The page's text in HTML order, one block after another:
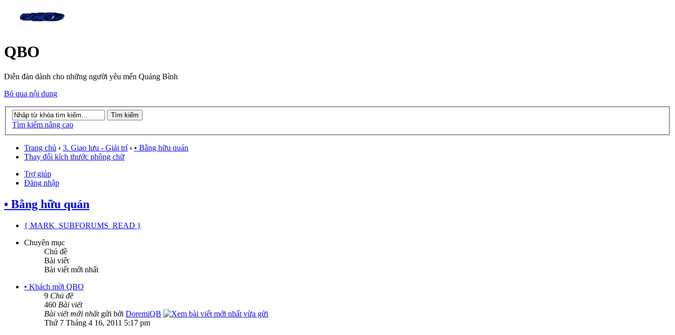
QBO
Diễn đàn dành cho những người yêu mến Quảng Bình
Bỏ qua nội dung
Tìm kiếm nâng cao
Trang chủ ‹ 3. Giao lưu - Giải trí ‹ • Bằng hữu quán
Thay đổi kích thước phông chữ
Trợ giúp
Đăng nhập
• Bằng hữu quán
{ MARK_SUBFORUMS_READ }
Chuyên mục
Chủ đề
Bài viết
Bài viết mới nhất
• Khách mời QBO
9 Chủ đề
460 Bài viết
Bài viết mới nhấtgửi bởi DoremiQB
Thứ 7 Tháng 4 16, 2011 5:17 pm